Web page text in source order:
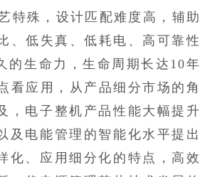
特殊，设计匹配难度高，辅助
、低失真、低耗电、高可靠性
的生命力，生命周期长达10年
看应用，从产品细分市场的角
，电子整机产品性能大幅提升
及电能管理的智能化水平提出
化、应用细分化的特点，高效